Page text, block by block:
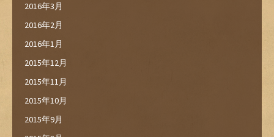
2016年3月
2016年2月
2016年1月
2015年12月
2015年11月
2015年10月
2015年9月